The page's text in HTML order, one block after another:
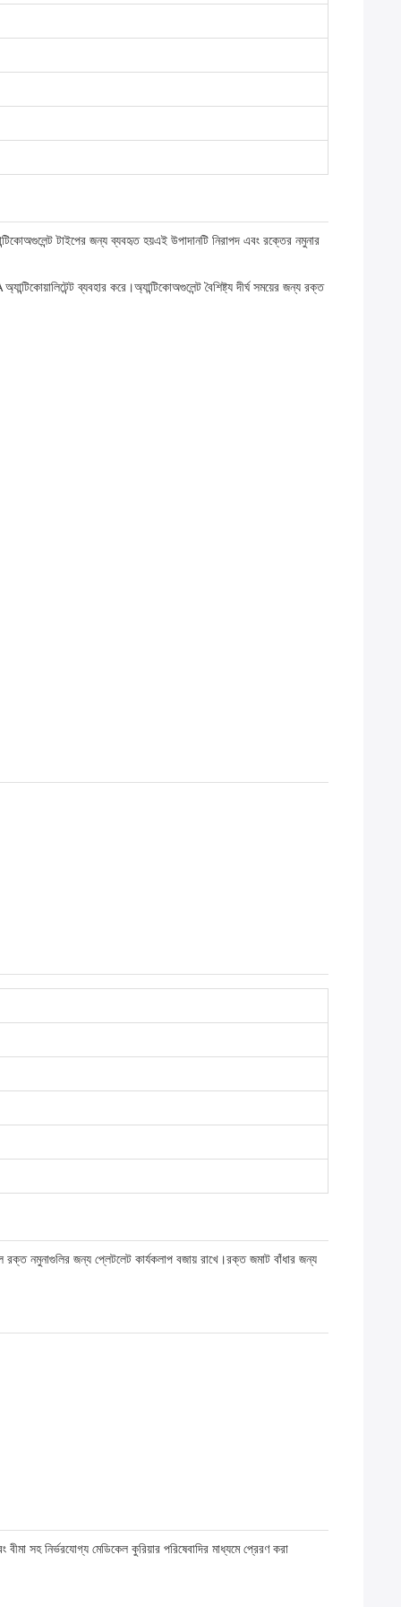
টাইপের জন্য ব্যবহৃত হয়এই উপাদানটি নিরাপদ এবং রক্তের নমুনার
ব্যবহার করে।অ্যান্টিকোঅগুলেন্ট বৈশিষ্ট্য দীর্ঘ সময়ের জন্য রক্ত
নমুনাগুলির জন্য প্লেটলেট কার্যকলাপ বজায় রাখে।রক্ত জমাট বাঁধার জন্য
সহ নির্ভরযোগ্য মেডিকেল কুরিয়ার পরিষেবাদির মাধ্যমে প্রেরণ করা